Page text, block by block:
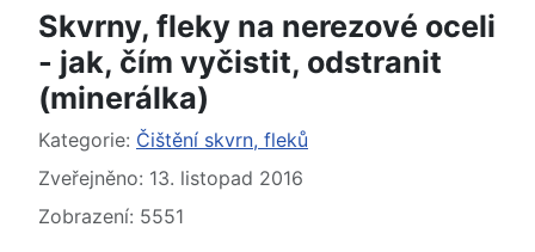
Skvrny, fleky na nerezové oceli
- jak, čím vyčistit, odstranit
(minerálka)
Základní údaje
Kategorie: Čištění skvrn, fleků
Zveřejněno: 13. listopad 2016
Zobrazení: 5551